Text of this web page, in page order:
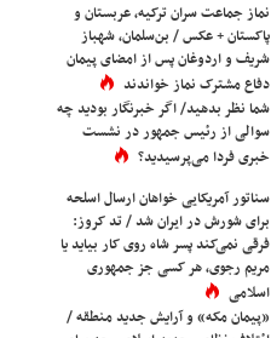
نماز جماعت سران ترکیه، عربستان و
پاکستان + عکس / بن‌سلمان، شهباز
شریف و اردوغان پس از امضای پیمان
دفاع مشترک نماز خواندند
شما نظر بدهید/ اگر خبرنگار بودید چه
سوالی از رئیس جمهور در نشست
خبری فردا می‌پرسیدید؟
سناتور آمریکایی خواهان ارسال اسلحه
برای شورش در ایران شد / تد کروز:
فرقی نمی‌کند پسر شاه روی کار بیاید یا
مریم رجوی، هر کسی جز جمهوری
اسلامی
«پیمان مکه» و آرایش جدید منطقه /